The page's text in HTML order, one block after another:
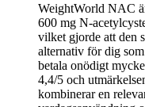
WeightWorld NAC
600 mg N-
vilket gjorde att den
alternativ för dig
betala onödigt
4,4/5 och
kombinerar en